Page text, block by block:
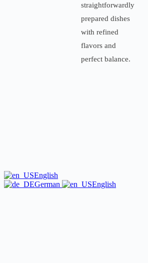
straightforwardly
prepared dishes
with refined
flavors and
perfect balance.
English
German
English